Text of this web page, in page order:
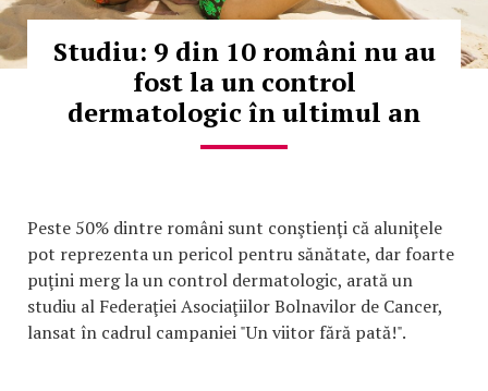
Studiu: 9 din 10 români nu au
fost la un control
dermatologic în ultimul an
Peste 50% dintre români sunt conştienţi că aluniţele
pot reprezenta un pericol pentru sănătate, dar foarte
puţini merg la un control dermatologic, arată un
studiu al Federaţiei Asociaţiilor Bolnavilor de Cancer,
lansat în cadrul campaniei "Un viitor fără pată!".